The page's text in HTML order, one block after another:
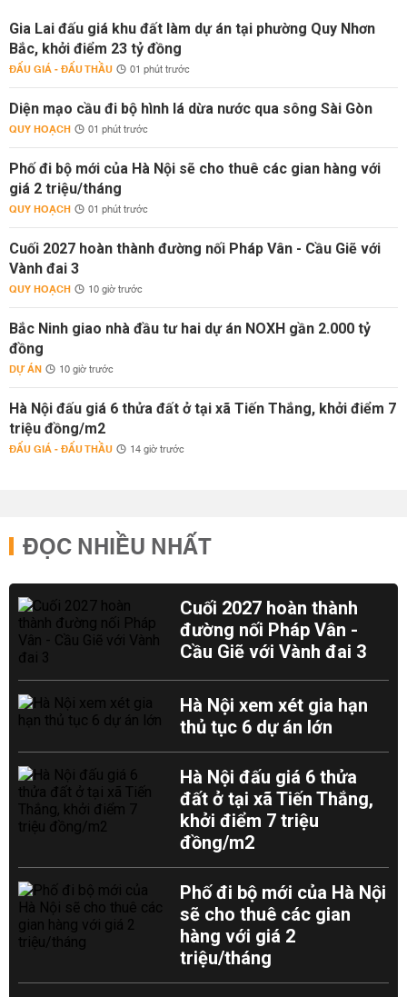
Gia Lai đấu giá khu đất làm dự án tại phường Quy Nhơn
Bắc, khởi điểm 23 tỷ đồng
ĐẤU GIÁ - ĐẤU THẦU 01 phút trước
Diện mạo cầu đi bộ hình lá dừa nước qua sông Sài Gòn
QUY HOẠCH 01 phút trước
Phố đi bộ mới của Hà Nội sẽ cho thuê các gian hàng với
giá 2 triệu/tháng
QUY HOẠCH 01 phút trước
Cuối 2027 hoàn thành đường nối Pháp Vân - Cầu Giẽ với
Vành đai 3
QUY HOẠCH 10 giờ trước
Bắc Ninh giao nhà đầu tư hai dự án NOXH gần 2.000 tỷ
đồng
DỰ ÁN 10 giờ trước
Hà Nội đấu giá 6 thửa đất ở tại xã Tiến Thắng, khởi điểm 7
triệu đồng/m2
ĐẤU GIÁ - ĐẤU THẦU 14 giờ trước
ĐỌC NHIỀU NHẤT
Cuối 2027 hoàn thành
đường nối Pháp Vân -
Cầu Giẽ với Vành đai 3
Hà Nội xem xét gia hạn
thủ tục 6 dự án lớn
Hà Nội đấu giá 6 thửa
đất ở tại xã Tiến Thắng,
khởi điểm 7 triệu
đồng/m2
Phố đi bộ mới của Hà Nội
sẽ cho thuê các gian
hàng với giá 2
triệu/tháng